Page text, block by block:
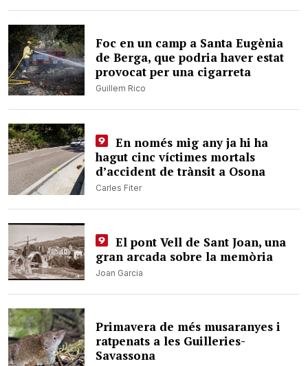
Foc en un camp a Santa Eugènia
de Berga, que podria haver estat
provocat per una cigarreta
Guillem Rico
En només mig any ja hi ha
hagut cinc víctimes mortals
d’accident de trànsit a Osona
Carles Fiter
El pont Vell de Sant Joan, una
gran arcada sobre la memòria
Joan Garcia
Primavera de més musaranyes i
ratpenats a les Guilleries-
Savassona